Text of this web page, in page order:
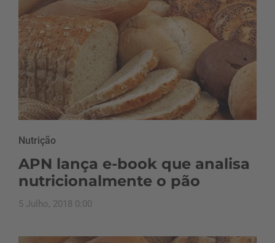
Nutrição
APN lança e-book que analisa
nutricionalmente o pão
5 Julho, 2018 0:00